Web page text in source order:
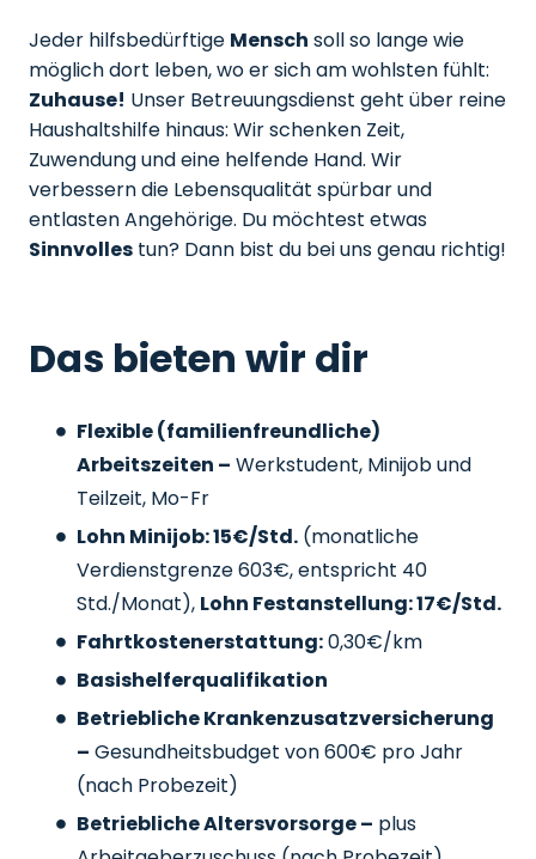
Jeder hilfsbedürftige Mensch soll so lange wie
möglich dort leben, wo er sich am wohlsten fühlt:
Zuhause! Unser Betreuungsdienst geht über reine
Haushaltshilfe hinaus: Wir schenken Zeit,
Zuwendung und eine helfende Hand. Wir
verbessern die Lebensqualität spürbar und
entlasten Angehörige. Du möchtest etwas
Sinnvolles tun? Dann bist du bei uns genau richtig!
Das bieten wir dir
Flexible (familienfreundliche)
Arbeitszeiten – Werkstudent, Minijob und
Teilzeit, Mo-Fr
Lohn Minijob: 15€/Std. (monatliche
Verdienstgrenze 603€, entspricht 40
Std./Monat), Lohn Festanstellung: 17€/Std.
Fahrtkostenerstattung:0,30€/km
Basishelferqualifikation
Betriebliche Krankenzusatzversicherung
– Gesundheitsbudget von 600€ pro Jahr
(nach Probezeit)
Betriebliche Altersvorsorge – plus